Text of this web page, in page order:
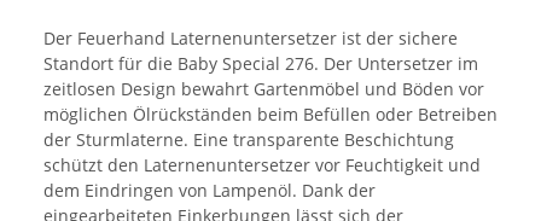
Der Feuerhand Laternenuntersetzer ist der sichere
Standort für die Baby Special 276. Der Untersetzer im
zeitlosen Design bewahrt Gartenmöbel und Böden vor
möglichen Ölrückständen beim Befüllen oder Betreiben
der Sturmlaterne. Eine transparente Beschichtung
schützt den Laternenuntersetzer vor Feuchtigkeit und
dem Eindringen von Lampenöl. Dank der
eingearbeiteten Einkerbungen lässt sich der